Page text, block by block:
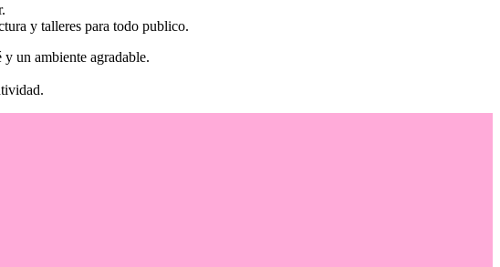
y talleres para todo publico.
un ambiente agradable.